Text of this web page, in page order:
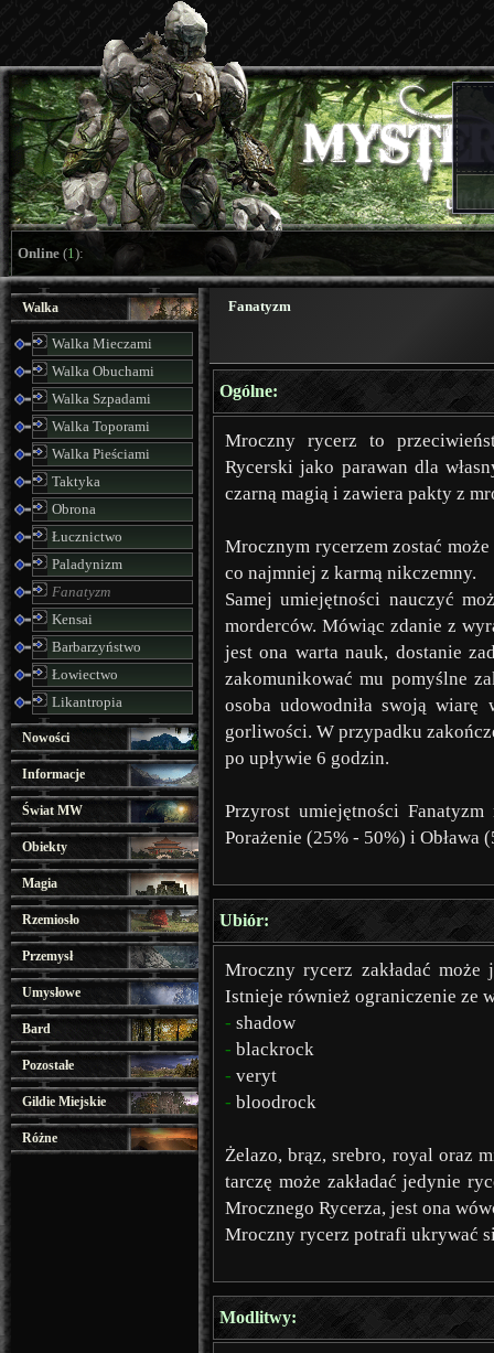
Online (1):
Walka
Walka Mieczami
Walka Obuchami
Walka Szpadami
Walka Toporami
Walka Pieściami
Taktyka
Obrona
Łucznictwo
Paladynizm
Fanatyzm
Kensai
Barbarzyństwo
Łowiectwo
Likantropia
Nowości
Informacje
Świat MW
Obiekty
Magia
Rzemiosło
Przemysł
Umysłowe
Bard
Pozostałe
Gildie Miejskie
Różne
Fanatyzm
Ogólne:
Mroczny rycerz to
Rycerski jako parawan dla
czarną magią i zawiera pakty z
Mrocznym rycerzem zostać
co najmniej z karmą nikczemny.
Samej umiejętności nauczyć
morderców. Mówiąc zdanie z
jest ona warta nauk, dostanie
zakomunikować mu pomyślne
osoba udowodniła swoją
gorliwości. W przypadku
po upływie 6 godzin.
Przyrost umiejętności
Porażenie (25% - 50%) i Obława
Ubiór:
Mroczny rycerz zakładać
Istnieje również ograniczenie ze
- shadow
- blackrock
- veryt
- bloodrock
Żelazo, brąz, srebro, royal oraz
tarczę może zakładać jedynie
Mrocznego Rycerza, jest ona
Mroczny rycerz potrafi ukrywać
Modlitwy: